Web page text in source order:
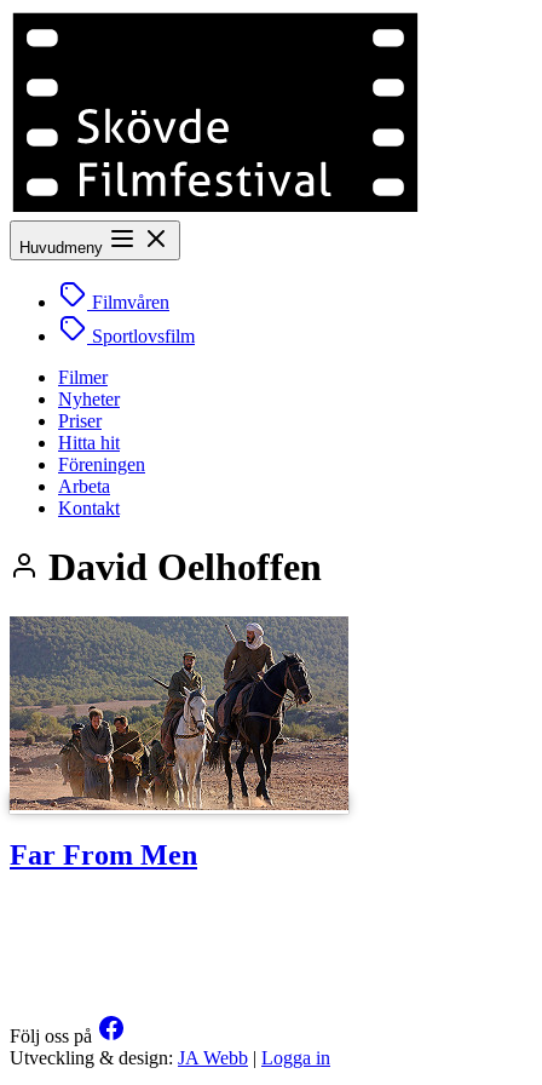
Huvudmeny
Filmvåren
Sportlovsfilm
Filmer
Nyheter
Priser
Hitta hit
Föreningen
Arbeta
Kontakt
David Oelhoffen
Far From Men
Följ oss på
Utveckling & design: JA Webb | Logga in